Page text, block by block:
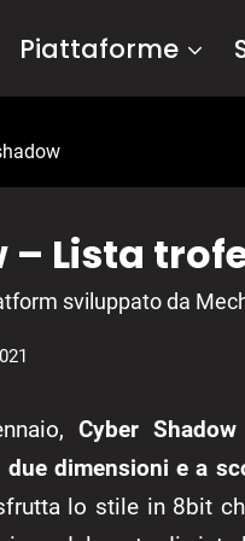
Piattaforme
– Lista
sviluppato da
Cyber
dimensioni e a
lo stile in 8bit